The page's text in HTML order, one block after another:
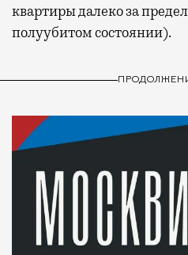
квартиры далеко за
полуубитом состоянии).